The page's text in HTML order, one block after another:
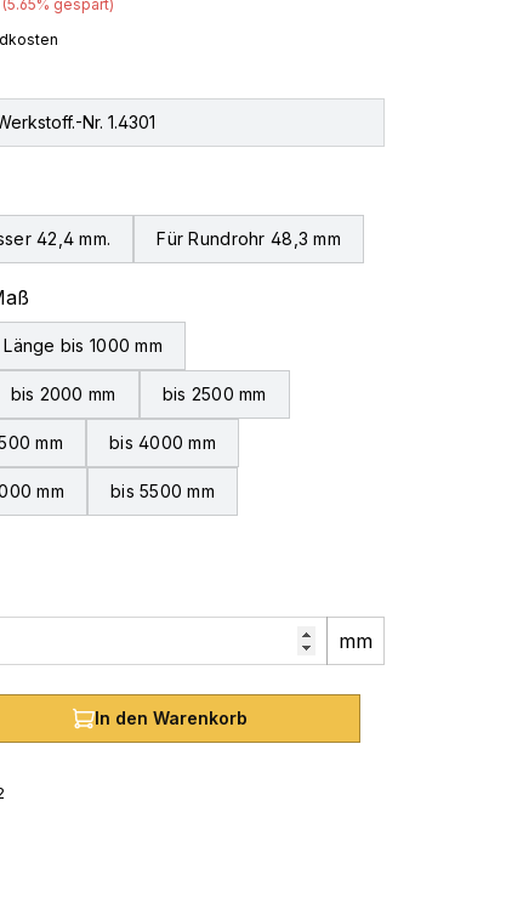
(5.65% gespart)
Nr. 1.4301
42,4 mm. Für Rundrohr 48,3 mm
auswählen
Länge bis 1000 mm
bis 2000 mm bis 2500 mm
mm bis 4000 mm
mm bis 5500 mm
mm
Gib den gewünschten Wert ein
In den Warenkorb